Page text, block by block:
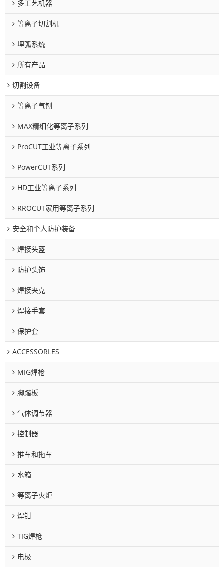
多工艺机器
等离子切割机
埋弧系统
所有产品
切割设备
等离子气刨
MAX精细化等离子系列
ProCUT工业等离子系列
PowerCUT系列
HD工业等离子系列
RROCUT家用等离子系列
安全和个人防护装备
焊接头盔
防护头饰
焊接夹克
焊接手套
保护套
ACCESSORLES
MIG焊枪
脚踏板
气体调节器
控制器
推车和拖车
水箱
等离子火炬
焊钳
TIG焊枪
电极